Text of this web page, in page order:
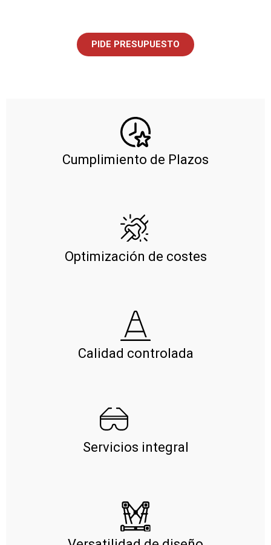
PIDE PRESUPUESTO
Cumplimiento de Plazos
Optimización de costes
Calidad controlada
Servicios integral